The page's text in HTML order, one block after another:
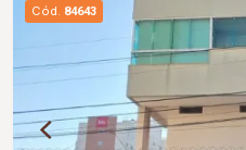
Cód. 84643